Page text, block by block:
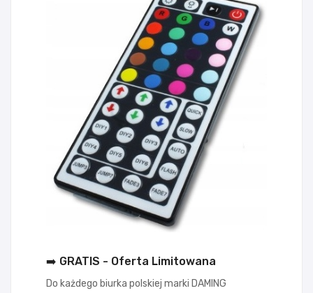
➡️ GRATIS - Oferta Limitowana
Do każdego biurka polskiej marki DAMING